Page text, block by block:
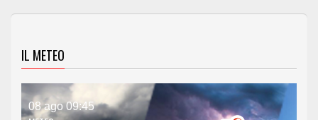
IL METEO
08 ago 09:45